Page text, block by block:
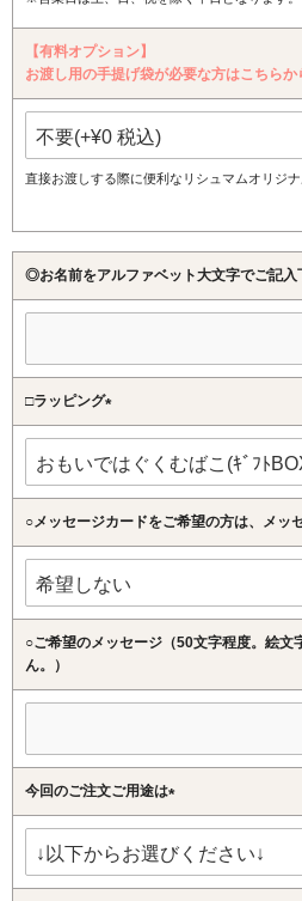
【有料オプション】
お渡し用の手提げ袋が必要な方はこちらか
直接お渡しする際に便利なリシュマムオリジ
◎お名前をアルファベット大文字でご記入
□ラッピング
(必
○メッセージカードをご希望の方は、メッ
○ご希望のメッセージ（50文字程度。絵文
ん。）
今回のご注文ご用途は
(必
須)